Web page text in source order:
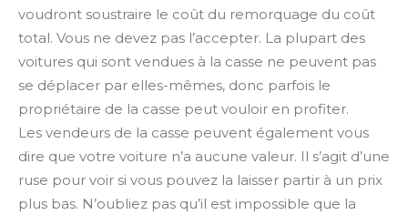
voudront soustraire le coût du remorquage du coût
total. Vous ne devez pas l’accepter. La plupart des
voitures qui sont vendues à la casse ne peuvent pas
se déplacer par elles-mêmes, donc parfois le
propriétaire de la casse peut vouloir en profiter.
Les vendeurs de la casse peuvent également vous
dire que votre voiture n’a aucune valeur. Il s’agit d’une
ruse pour voir si vous pouvez la laisser partir à un prix
plus bas. N’oubliez pas qu’il est impossible que la